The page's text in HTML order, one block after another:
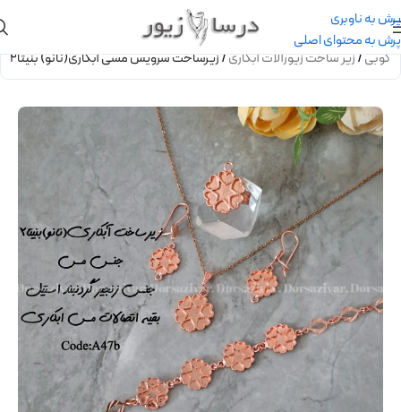
پرش به ناوبری
پرش به محتوای اصلی
کوبی/زیر ساخت زیورآلات آبکاری/زیرساخت سرویس مسی آبکاری(نانو) بنیتا2